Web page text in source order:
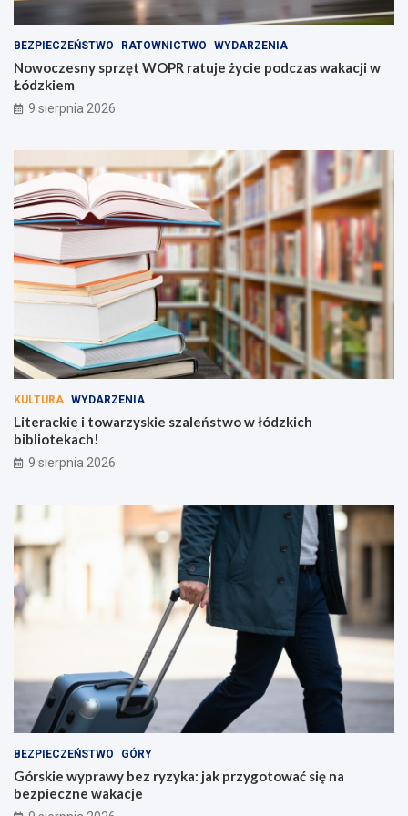
BEZPIECZEŃSTWO RATOWNICTWO WYDARZENIA
Nowoczesny sprzęt WOPR ratuje życie podczas wakacji w
Łódzkiem
9 sierpnia 2026
KULTURA WYDARZENIA
Literackie i towarzyskie szaleństwo w łódzkich
bibliotekach!
9 sierpnia 2026
BEZPIECZEŃSTWO GÓRY
Górskie wyprawy bez ryzyka: jak przygotować się na
bezpieczne wakacje